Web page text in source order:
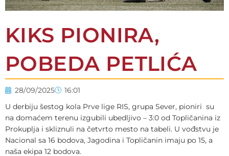
KIKS PIONIRA,
POBEDA PETLIĆA
28/09/2025
16:01
U derbiju šestog kola Prve lige RIS, grupa Sever, pioniri su
na domaćem terenu izgubili ubedljivo – 3:0 od Topličanina iz
Prokuplja i skliznuli na četvrto mesto na tabeli. U vođstvu je
Nacional sa 16 bodova, Jagodina i Topličanin imaju po 15, a
naša ekipa 12 bodova.